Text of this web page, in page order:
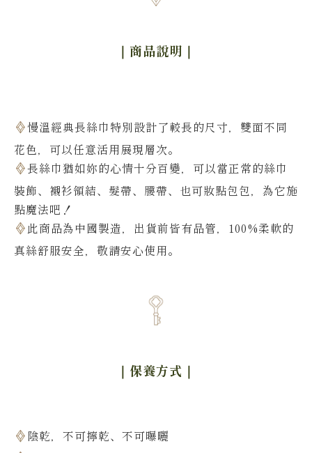
｜商品說明 ｜
慢溫經典長絲巾特別設計了較長的尺寸，雙面不同
花色，可以任意活用展現層次。
長絲巾猶如妳的心情十分百變，可以當正常的絲巾
裝飾、襯衫領結、髮帶、腰帶、也可妝點包包，為它施
點魔法吧！
此商品為中國製造，出貨前皆有品管，100%柔軟的
真絲舒服安全，敬請安心使用。
｜保養方式 ｜
陰乾，不可擰乾、不可曝曬